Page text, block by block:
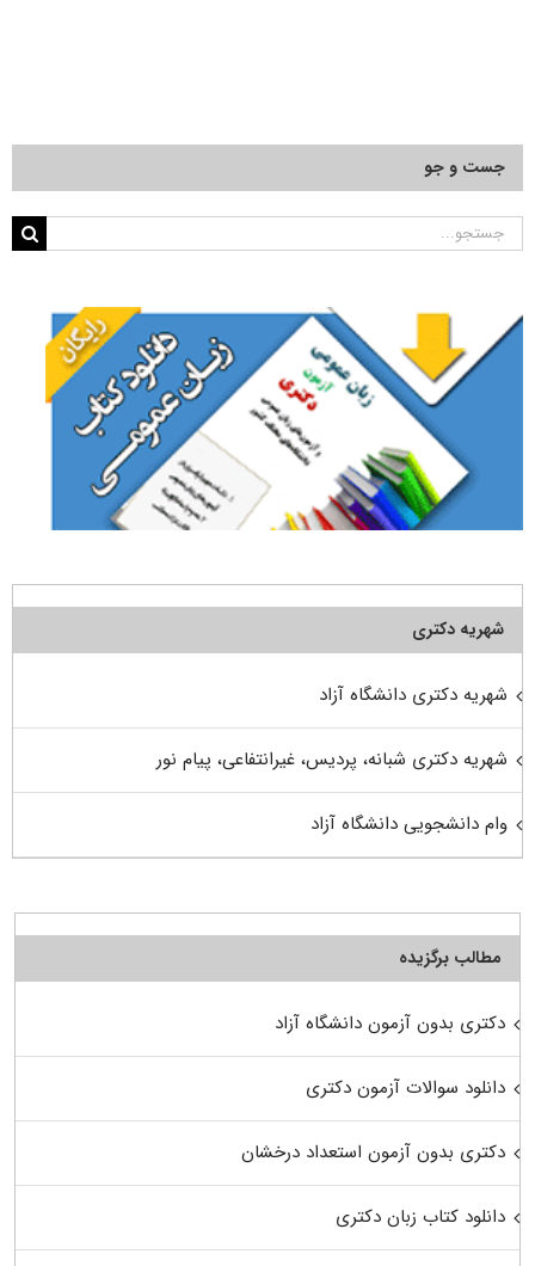
جست و جو
جستجو
شهریه دکتری
شهریه دکتری دانشگاه آزاد
شهریه دکتری شبانه، پردیس، غیرانتفاعی، پیام نور
وام دانشجویی دانشگاه آزاد
مطالب برگزیده
دکتری بدون آزمون دانشگاه آزاد
دانلود سوالات آزمون دکتری
دکتری بدون آزمون استعداد درخشان
دانلود کتاب زبان دکتری